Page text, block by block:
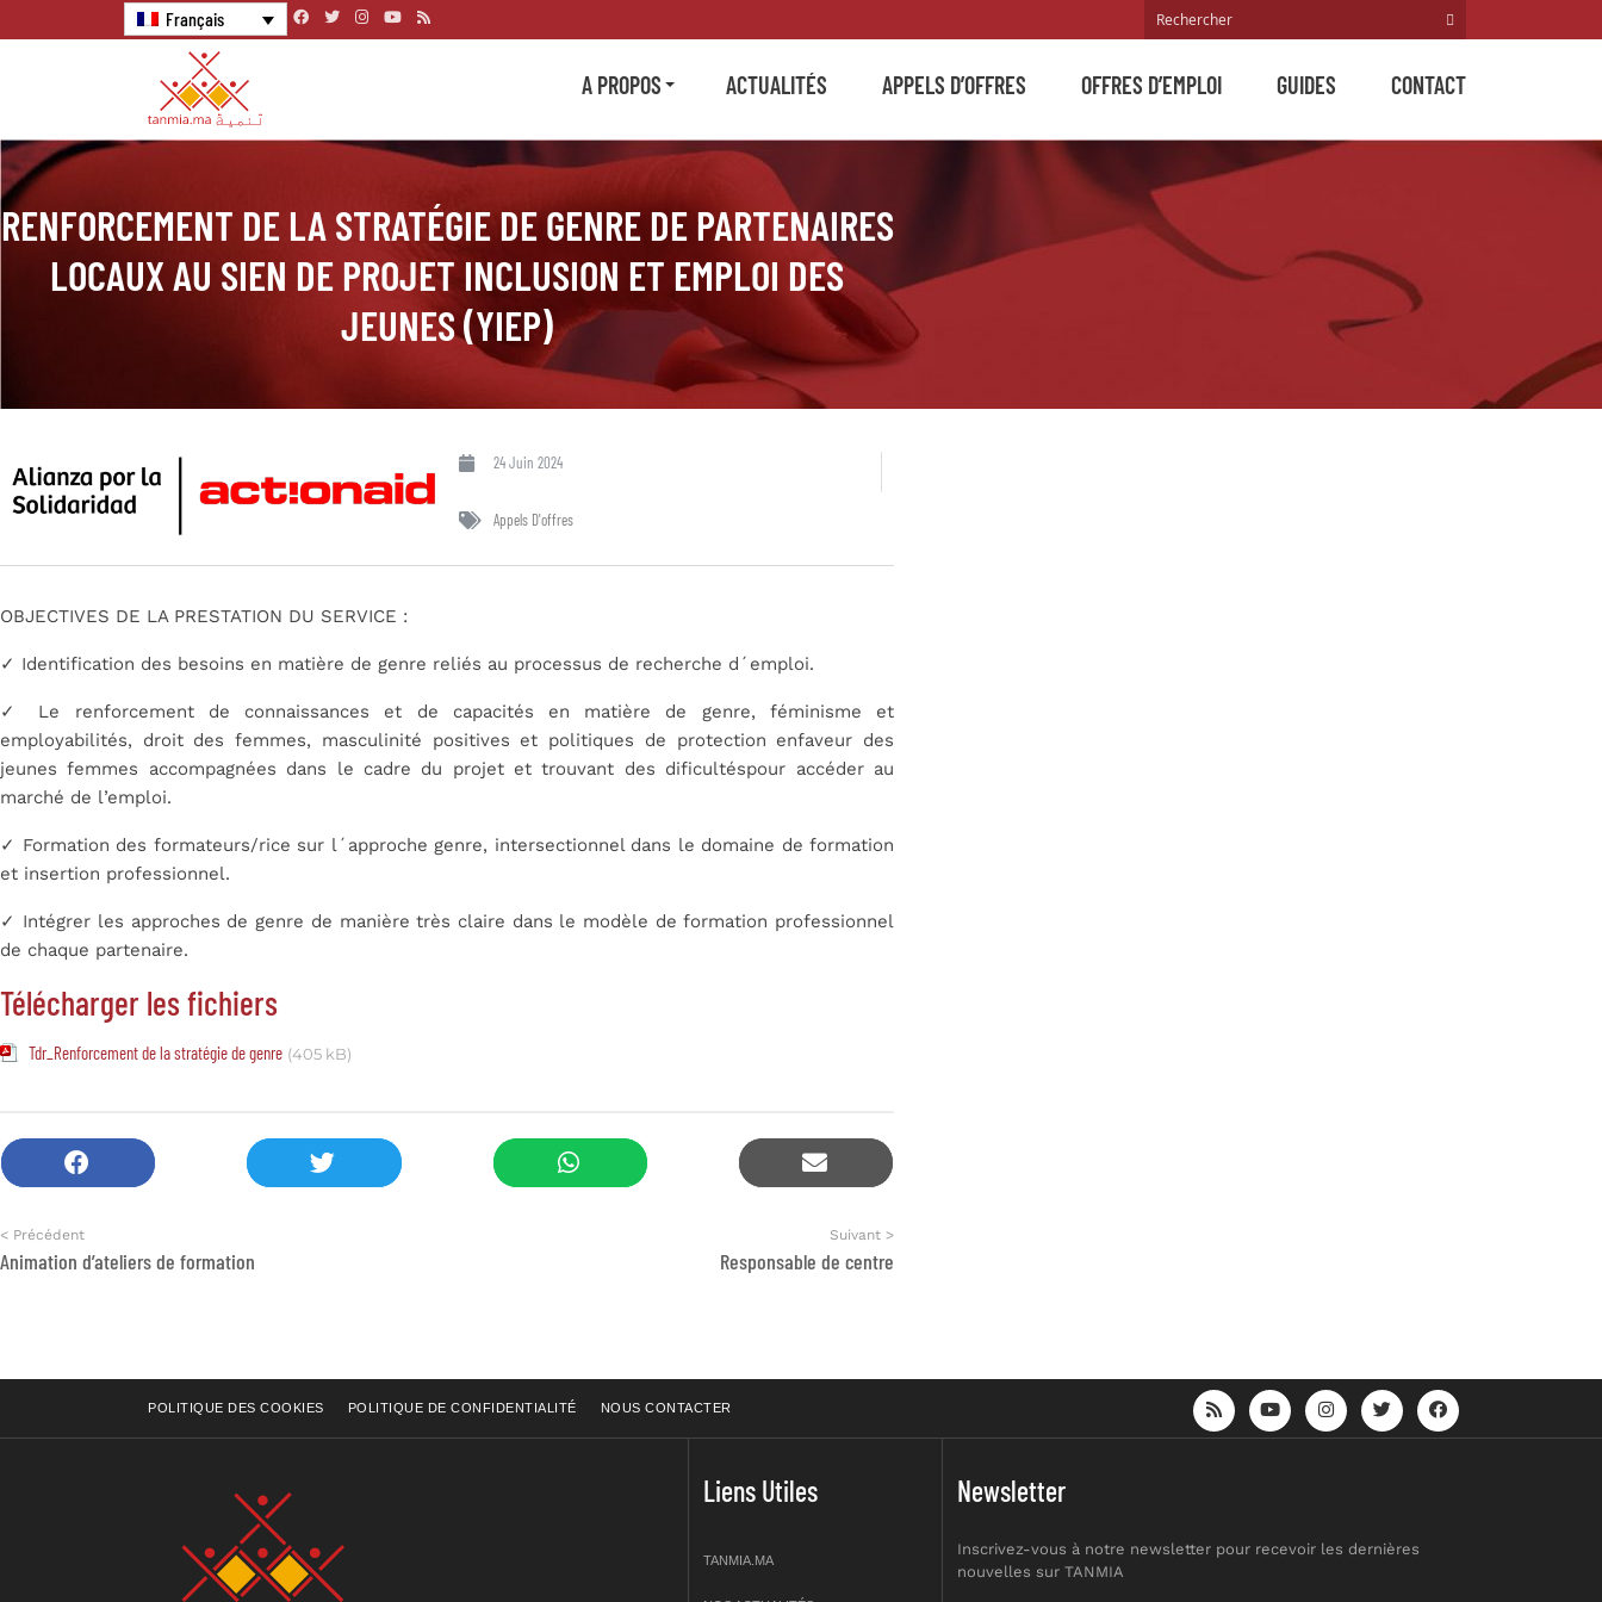
Français
A PROPOS ACTUALITÉS APPELS D’OFFRES OFFRES D’EMPLOI GUIDES CONTACT
RENFORCEMENT DE LA STRATÉGIE DE GENRE DE PARTENAIRES
LOCAUX AU SIEN DE PROJET INCLUSION ET EMPLOI DES
JEUNES (YIEP)
24 Juin 2024
Appels D'offres
OBJECTIVES DE LA PRESTATION DU SERVICE :
✓ Identification des besoins en matière de genre reliés au processus de recherche d´emploi.
✓ Le renforcement de connaissances et de capacités en matière de genre, féminisme et
employabilités, droit des femmes, masculinité positives et politiques de protection enfaveur des
jeunes femmes accompagnées dans le cadre du projet et trouvant des dificultéspour accéder au
marché de l’emploi.
✓ Formation des formateurs/rice sur l´approche genre, intersectionnel dans le domaine de formation
et insertion professionnel.
✓ Intégrer les approches de genre de manière très claire dans le modèle deformation professionnel
de chaque partenaire.
Télécharger les fichiers
Tdr_Renforcement de la stratégie de genre (405 kB)
< Précédent
Animation d’ateliers de formation
Suivant >
Responsable de centre
POLITIQUE DES COOKIES POLITIQUE DE CONFIDENTIALITÉ NOUS CONTACTER
Liens Utiles
TANMIA.MA
Newsletter
Inscrivez-vous à notre newsletter pour recevoir les dernières
nouvelles sur TANMIA